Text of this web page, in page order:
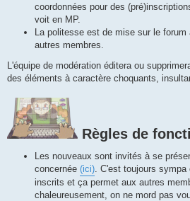
coordonnées pour des
voit en MP.
La politesse est de mise sur le
autres membres.
L'équipe de modération éditera ou
des éléments à caractère choquants,
Règles de
Les nouveaux sont invités à se
concernée (ici) . C'est toujours
inscrits et ça permet aux autres
chaleureusement, on ne mord pas